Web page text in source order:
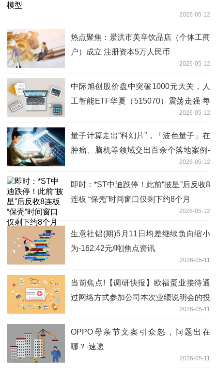
2026-05-12
热点聚焦：景洪市美辛饮品店（个体工商
户）成立 注册资本5万人民币
2026-05-12
中际旭创股价盘中突破1000元大关，人
工智能ETF华夏（515070）震荡走强 每
2026-05-12
量子计算走出“科幻片”，「波色量子」在
肿瘤、脑机等领域交出百余个落地案例-
2026-05-12
即时：*ST中迪跌停！此前“披星”后反收8
连板 “保壳”时间窗口仅剩下约8个月
2026-05-12
生意社铝(期)5月11日均差继续负向缩小
为-162.42元/吨|焦点资讯
2026-05-11
当前焦点!【调研快报】欧福蛋业接待通
过网络方式参加公司本次业绩说明会的投
2026-05-11
OPPO母亲节文案引众怒，问题出在
哪？-速递
2026-05-11